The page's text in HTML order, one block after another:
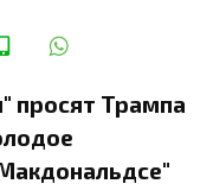
просят Трампа